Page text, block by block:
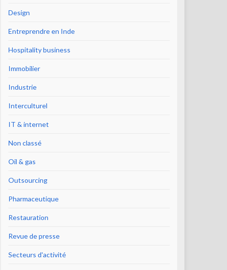
Design
Entreprendre en Inde
Hospitality business
Immobilier
Industrie
Interculturel
IT & internet
Non classé
Oil & gas
Outsourcing
Pharmaceutique
Restauration
Revue de presse
Secteurs d'activité